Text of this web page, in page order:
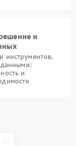
и
инструментов,
данными:
и